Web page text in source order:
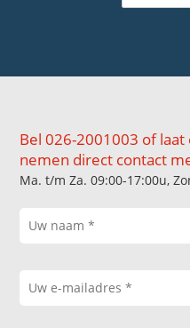
Bel 026-2001003 of
nemen direct contact
Ma. t/m Za. 09:00-17:00u,